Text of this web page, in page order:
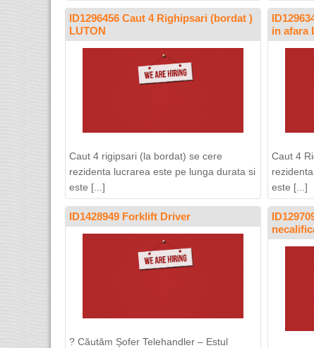
ID1296456 Caut 4 Righipsari (bordat )
LUTON
Caut 4 rigipsari (la bordat) se cere
rezidenta lucrarea este pe lunga durata si
este [...]
in afara
Caut 4
este [...]
ID1428949 Forklift Driver
? Căutăm Șofer Telehandler – Estul